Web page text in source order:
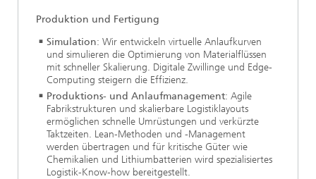
Produktion und Fertigung
Simulation: Wir entwickeln virtuelle Anlaufkurven
und simulieren die Optimierung von Materialflüssen
mit schneller Skalierung. Digitale Zwillinge und Edge-
Computing steigern die Effizienz.
Produktions- und Anlaufmanagement: Agile
Fabrikstrukturen und skalierbare Logistiklayouts
ermöglichen schnelle Umrüstungen und verkürzte
Taktzeiten. Lean-Methoden und -Management
werden übertragen und für kritische Güter wie
Chemikalien und Lithiumbatterien wird spezialisiertes
Logistik-Know-how bereitgestellt.